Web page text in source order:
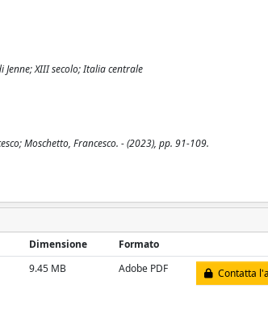
Jenne; XIII secolo; Italia centrale
Moschetto, Francesco. - (2023), pp. 91-109.
Dimensione
Formato
9.45 MB Adobe PDF Contatta